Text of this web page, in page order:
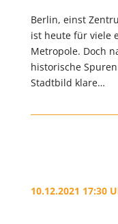
Berlin, einst
ist heute für viele
Metropole. Doch
historische
Stadtbild klare…
10.12.2021 17:30